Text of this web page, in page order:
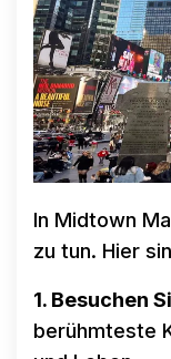
In Midtown
zu tun. Hier
1. Besuchen
berühmteste